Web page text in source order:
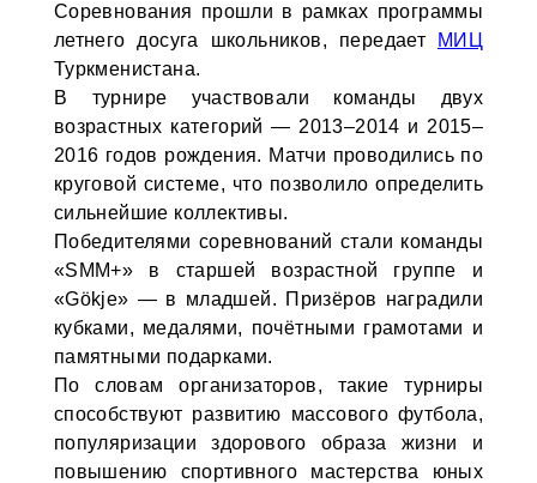
Соревнования прошли в рамках программы
летнего досуга школьников, передает
МИЦ
Туркменистана.
В турнире участвовали команды двух
возрастных категорий — 2013–2014 и 2015–
2016 годов рождения. Матчи проводились по
круговой системе, что позволило определить
сильнейшие коллективы.
Победителями соревнований стали команды
«SMM+» в старшей возрастной группе и
«Gökje» — в младшей. Призёров наградили
кубками, медалями, почётными грамотами и
памятными подарками.
По словам организаторов, такие турниры
способствуют развитию массового футбола,
популяризации здорового образа жизни и
повышению спортивного мастерства юных